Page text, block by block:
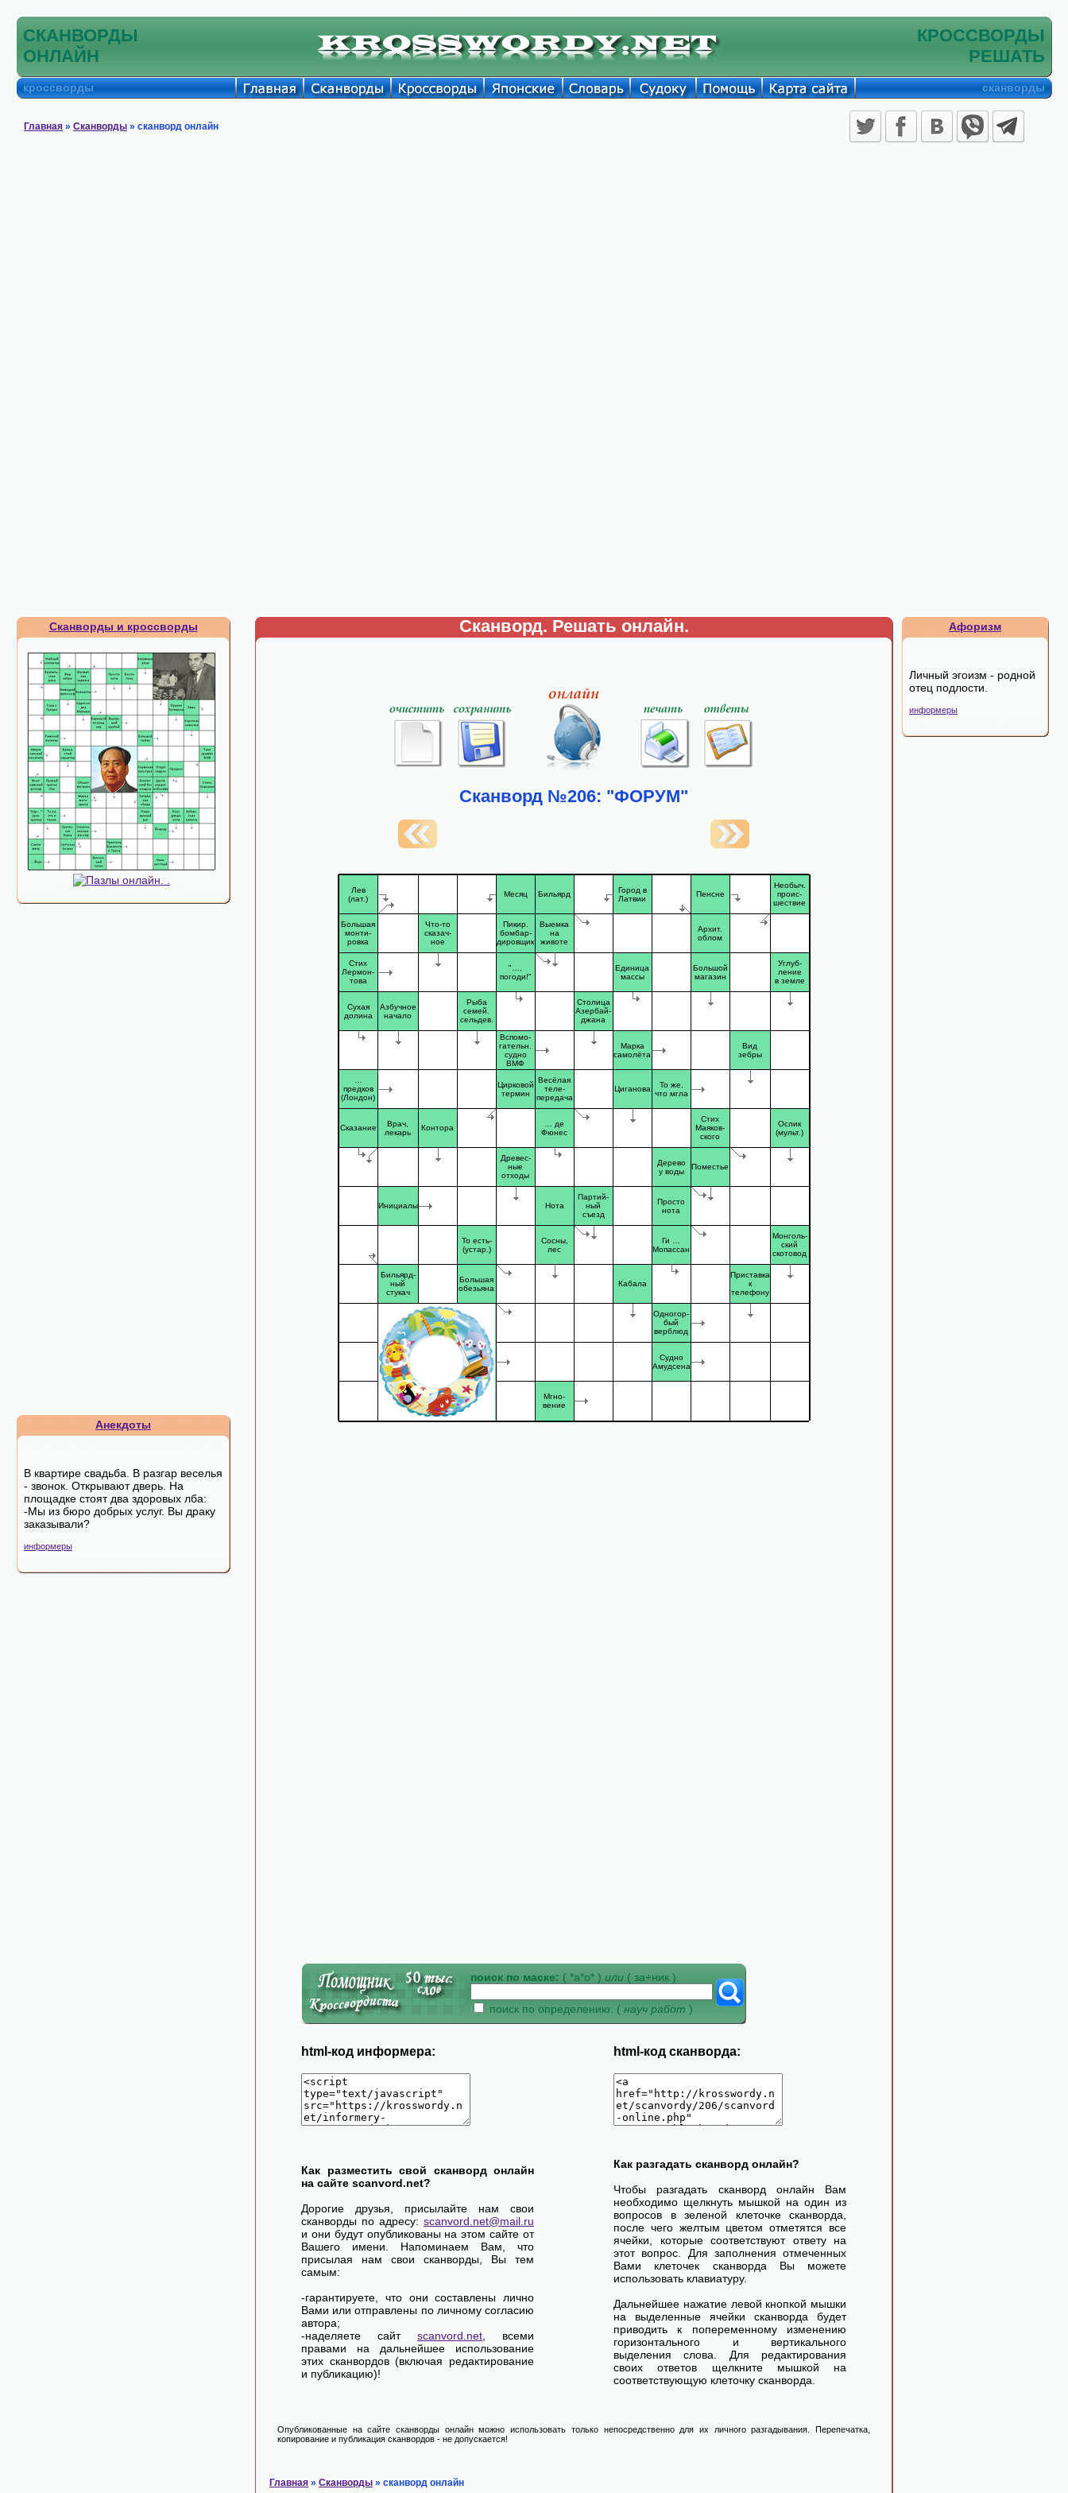
СКАНВОРДЫ
ОНЛАЙН
КРОССВОРДЫ
РЕШАТЬ
кроссворды сканворды
Главная » Сканворды » сканворд онлайн
Сканворды и кроссворды
Анекдоты
В квартире свадьба. В разгар веселья
- звонок. Открывают дверь. На
площадке стоят два здоровых лба:
-Мы из бюро добрых услуг. Вы драку
заказывали?
информеры
Сканворд. Решать онлайн.
Сканворд №206: "ФОРУМ"
Лев
(лат.)
Месяц Бильярд
Город в
Латвии
Пенсне
Необыч.
проис-
шествие
Большая
монти-
ровка
Что-то
сказач-
ное
Пикир.
бомбар-
дировщик
Выемка
на
животе
Архит.
облом
Стих
Лермон-
това
"…,
погоди!"
Единица
массы
Большой
магазин
Углуб-
ление
в земле
Сухая
долина
Азбучное
начало
Рыба
семей.
сельдев.
Столица
Азербай-
джана
Вспомо-
гательн.
судно
ВМФ
Марка
самолёта
Вид
зебры
предков
(Лондон)
Цирковой
термин
Весёлая
теле-
передача
Циганова
То же,
что мгла
Сказание
Врач,
лекарь
Контора
… де
Фюнес
Стих
Маяков-
ского
Ослик
(мульт.)
Древес-
ные
отходы
Дерево
у воды
Поместье
Инициалы Нота
Партий-
ный
съезд
Просто
нота
То есть-
(устар.)
Сосны,
лес
Ги …
Мопассан
Монголь-
ский
скотовод
Бильярд-
ный
стукач
Большая
обезьяна
Кабала
Приставка
к
телефону
Одногор-
бый
верблюд
Судно
Амудсена
Мгно-
вение
поиск по маске: ( *а*о* ) или ( за+ник )
поиск по определению: ( науч работ )
html-код информера: html-код сканворда:
Как разместить свой сканворд онлайн
на сайте scanvord.net?
Дорогие друзья, присылайте нам свои
сканворды по адресу: scanvord.net@mail.ru
и они будут опубликованы на этом сайте от
Вашего имени. Напоминаем Вам, что
присылая нам свои сканворды, Вы тем
самым:
-гарантируете, что они составлены лично
Вами или отправлены по личному согласию
автора;
-наделяете сайт scanvord.net , всеми
правами на дальнейшее использование
этих сканвордов (включая редактирование
и публикацию)!
Как разгадать сканворд онлайн?
Чтобы разгадать сканворд онлайн Вам
необходимо щелкнуть мышкой на один из
вопросов в зеленой клеточке сканворда,
после чего желтым цветом отметятся все
ячейки, которые соответствуют ответу на
этот вопрос. Для заполнения отмеченных
Вами клеточек сканворда Вы можете
использовать клавиатуру.
Дальнейшее нажатие левой кнопкой мышки
на выделенные ячейки сканворда будет
приводить к попеременному изменению
горизонтального и вертикального
выделения слова. Для редактирования
своих ответов щелкните мышкой на
соответствующую клеточку сканворда.
Опубликованные на сайте сканворды онлайн можно использовать только непосредственно для их личного разгадывания. Перепечатка,
копирование и публикация сканвордов - не допускается!
Главная » Сканворды » сканворд онлайн
Афоризм
Личный эгоизм - родной
отец подлости.
информеры